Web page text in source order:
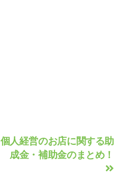
個人経営のお店に関する助
成金・補助金のまとめ！